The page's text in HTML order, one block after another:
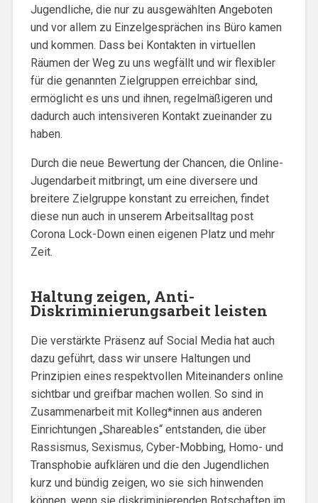
Jugendliche, die nur zu ausgewählten Angeboten
und vor allem zu Einzelgesprächen ins Büro kamen
und kommen. Dass bei Kontakten in virtuellen
Räumen der Weg zu uns wegfällt und wir flexibler
für die genannten Zielgruppen erreichbar sind,
ermöglicht es uns und ihnen, regelmäßigeren und
dadurch auch intensiveren Kontakt zueinander zu
haben.
Durch die neue Bewertung der Chancen, die Online-
Jugendarbeit mitbringt, um eine diversere und
breitere Zielgruppe konstant zu erreichen, findet
diese nun auch in unserem Arbeitsalltag post
Corona Lock-Down einen eigenen Platz und mehr
Zeit.
Haltung zeigen, Anti-
Diskriminierungsarbeit leisten
Die verstärkte Präsenz auf Social Media hat auch
dazu geführt, dass wir unsere Haltungen und
Prinzipien eines respektvollen Miteinanders online
sichtbar und greifbar machen wollen. So sind in
Zusammenarbeit mit Kolleg*innen aus anderen
Einrichtungen „Shareables“ entstanden, die über
Rassismus, Sexismus, Cyber-Mobbing, Homo- und
Transphobie aufklären und die den Jugendlichen
kurz und bündig zeigen, wo sie sich hinwenden